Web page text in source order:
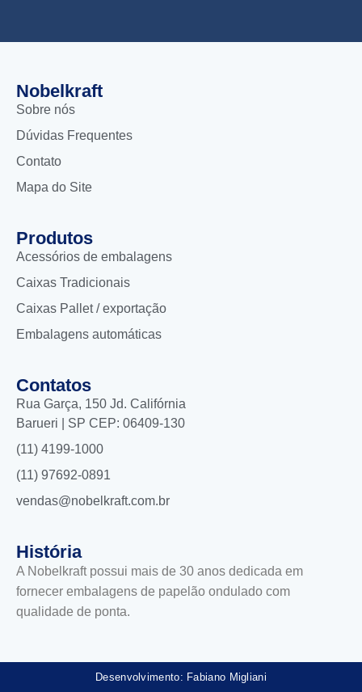
Nobelkraft
Sobre nós
Dúvidas Frequentes
Contato
Mapa do Site
Produtos
Acessórios de embalagens
Caixas Tradicionais
Caixas Pallet / exportação
Embalagens automáticas
Contatos
Rua Garça, 150 Jd. Califórnia
Barueri | SP CEP: 06409-130
(11) 4199-1000
(11) 97692-0891
vendas@nobelkraft.com.br
História
A Nobelkraft possui mais de 30 anos dedicada em
fornecer embalagens de papelão ondulado com
qualidade de ponta.
Desenvolvimento: Fabiano Migliani